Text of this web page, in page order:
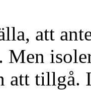
att
Men
att